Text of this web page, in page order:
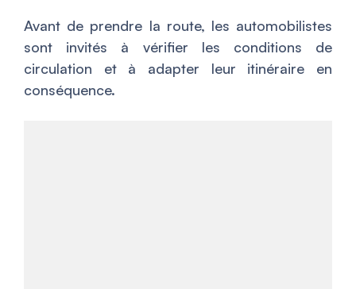
Avant de prendre la route, les automobilistes
sont invités à vérifier les conditions de
circulation et à adapter leur itinéraire en
conséquence.